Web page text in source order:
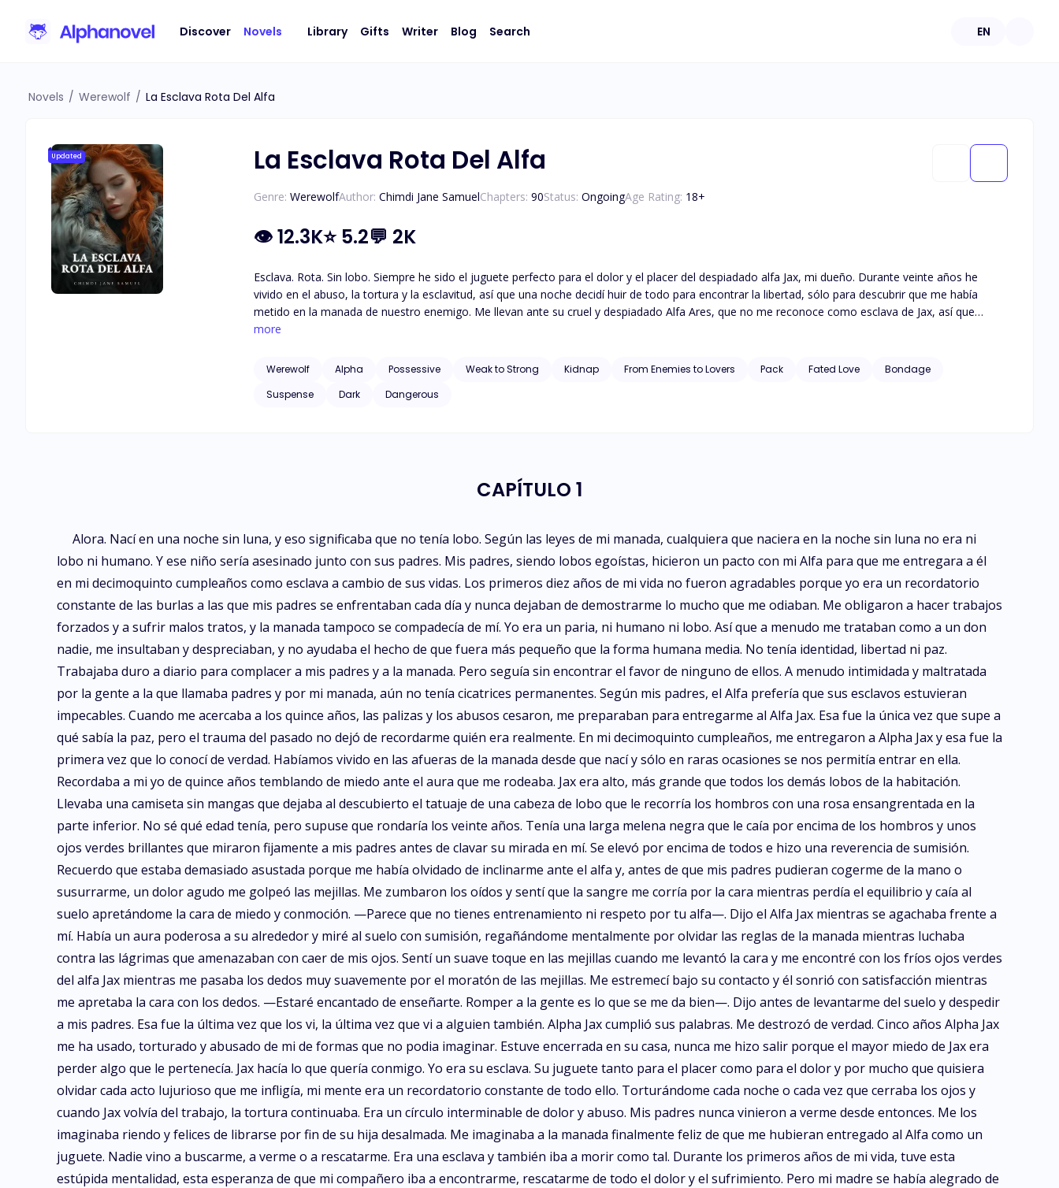
Discover Novels Library Gifts Writer Blog Search EN
Novels / Werewolf / La Esclava Rota Del Alfa
Updated La Esclava Rota Del Alfa
Genre: WerewolfAuthor: Chimdi Jane SamuelChapters: 90Status: OngoingAge Rating: 18+
👁12.3K⭐5.2💬 2K
Esclava. Rota. Sin lobo. Siempre he sido el juguete perfecto para el dolor y el placer del despiadado alfa Jax, mi dueño. Durante veinte años he
vivido en el abuso, la tortura y la esclavitud, así que una noche decidí huir de todo para encontrar la libertad, sólo para descubrir que me había
metido en la manada de nuestro enemigo. Me llevan ante su cruel y despiadado Alfa Ares, que no me reconoce como esclava de Jax, así que
pensé que era libre, pero la única forma de que me deje seguir en su manada es ser esclava una vez más. Su esclava.
more
Werewolf Alpha Possessive Weak to Strong Kidnap From Enemies to Lovers Pack Fated Love
Bondage
Suspense
Dark Dangerous
CAPÍTULO 1
Alora. Nací en una noche sin luna, y eso significaba que no tenía lobo. Según las leyes de mi manada, cualquiera que naciera en la noche sin luna no era ni
lobo ni humano. Y ese niño sería asesinado junto con sus padres. Mis padres, siendo lobos egoístas, hicieron un pacto con mi Alfa para que me entregara a él
en mi decimoquinto cumpleaños como esclava a cambio de sus vidas. Los primeros diez años de mi vida no fueron agradables porque yo era un recordatorio
constante de las burlas a las que mis padres se enfrentaban cada día y nunca dejaban de demostrarme lo mucho que me odiaban. Me obligaron a hacer trabajos
forzados y a sufrir malos tratos, y la manada tampoco se compadecía de mí. Yo era un paria, ni humano ni lobo. Así que a menudo me trataban como a un don
nadie, me insultaban y despreciaban, y no ayudaba el hecho de que fuera más pequeño que la forma humana media. No tenía identidad, libertad ni paz.
Trabajaba duro a diario para complacer a mis padres y a la manada. Pero seguía sin encontrar el favor de ninguno de ellos. A menudo intimidada y maltratada
por la gente a la que llamaba padres y por mi manada, aún no tenía cicatrices permanentes. Según mis padres, el Alfa prefería que sus esclavos estuvieran
impecables. Cuando me acercaba a los quince años, las palizas y los abusos cesaron, me preparaban para entregarme al Alfa Jax. Esa fue la única vez que supe a
qué sabía la paz, pero el trauma del pasado no dejó de recordarme quién era realmente. En mi decimoquinto cumpleaños, me entregaron a Alpha Jax y esa fue la
primera vez que lo conocí de verdad. Habíamos vivido en las afueras de la manada desde que nací y sólo en raras ocasiones se nos permitía entrar en ella.
Recordaba a mi yo de quince años temblando de miedo ante el aura que me rodeaba. Jax era alto, más grande que todos los demás lobos de la habitación.
Llevaba una camiseta sin mangas que dejaba al descubierto el tatuaje de una cabeza de lobo que le recorría los hombros con una rosa ensangrentada en la
parte inferior. No sé qué edad tenía, pero supuse que rondaría los veinte años. Tenía una larga melena negra que le caía por encima de los hombros y unos
ojos verdes brillantes que miraron fijamente a mis padres antes de clavar su mirada en mí. Se elevó por encima de todos e hizo una reverencia de sumisión.
Recuerdo que estaba demasiado asustada porque me había olvidado de inclinarme ante el alfa y, antes de que mis padres pudieran cogerme de la mano o
susurrarme, un dolor agudo me golpeó las mejillas. Me zumbaron los oídos y sentí que la sangre me corría por la cara mientras perdía el equilibrio y caía al
suelo apretándome la cara de miedo y conmoción. —Parece que no tienes entrenamiento ni respeto por tu alfa—. Dijo el Alfa Jax mientras se agachaba frente a
mí. Había un aura poderosa a su alrededor y miré al suelo con sumisión, regañándome mentalmente por olvidar las reglas de la manada mientras luchaba
contra las lágrimas que amenazaban con caer de mis ojos. Sentí un suave toque en las mejillas cuando me levantó la cara y me encontré con los fríos ojos verdes
del alfa Jax mientras me pasaba los dedos muy suavemente por el moratón de las mejillas. Me estremecí bajo su contacto y él sonrió con satisfacción mientras
me apretaba la cara con los dedos. —Estaré encantado de enseñarte. Romper a la gente es lo que se me da bien—. Dijo antes de levantarme del suelo y despedir
a mis padres. Esa fue la última vez que los vi, la última vez que vi a alguien también. Alpha Jax cumplió sus palabras. Me destrozó de verdad. Cinco años Alpha Jax
me ha usado, torturado y abusado de mi de formas que no podia imaginar. Estuve encerrada en su casa, nunca me hizo salir porque el mayor miedo de Jax era
perder algo que le pertenecía. Jax hacía lo que quería conmigo. Yo era su esclava. Su juguete tanto para el placer como para el dolor y por mucho que quisiera
olvidar cada acto lujurioso que me infligía, mi mente era un recordatorio constante de todo ello. Torturándome cada noche o cada vez que cerraba los ojos y
cuando Jax volvía del trabajo, la tortura continuaba. Era un círculo interminable de dolor y abuso. Mis padres nunca vinieron a verme desde entonces. Me los
imaginaba riendo y felices de librarse por fin de su hija desalmada. Me imaginaba a la manada finalmente feliz de que me hubieran entregado al Alfa como un
juguete. Nadie vino a buscarme, a verme o a rescatarme. Era una esclava y también iba a morir como tal. Durante los primeros años de mi vida, tuve esta
estúpida mentalidad, esta esperanza de que mi compañero iba a encontrarme, rescatarme de todo el dolor y el sufrimiento. Pero mi madre se había alegrado de